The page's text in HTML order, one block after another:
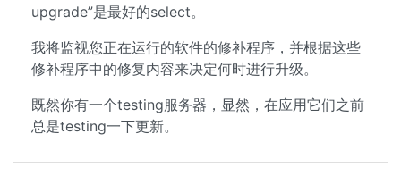
upgrade”是最好的select。
我将监视您正在运行的软件的修补程序，并根据这些
修补程序中的修复内容来决定何时进行升级。
既然你有一个testing服务器，显然，在应用它们之前
总是testing一下更新。